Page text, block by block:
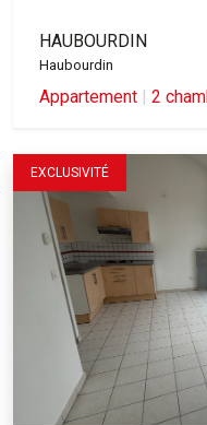
HAUBOURDIN
Haubourdin
Appartement | 2
EXCLUSIVITÉ